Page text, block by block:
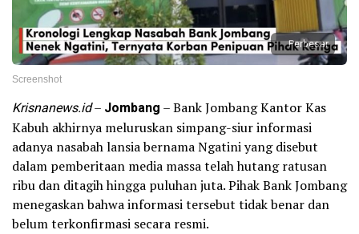
Perbesar
Screenshot
Krisnanews.id– Jombang – Bank Jombang Kantor Kas
Kabuh akhirnya meluruskan simpang-siur informasi
adanya nasabah lansia bernama Ngatini yang disebut
dalam pemberitaan media massa telah hutang ratusan
ribu dan ditagih hingga puluhan juta. Pihak Bank Jombang
menegaskan bahwa informasi tersebut tidak benar dan
belum terkonfirmasi secara resmi.